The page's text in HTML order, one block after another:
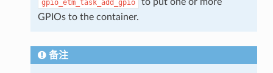
gpio_etm_task_add_gpio
to put one or more
GPIOs to the container.
备注